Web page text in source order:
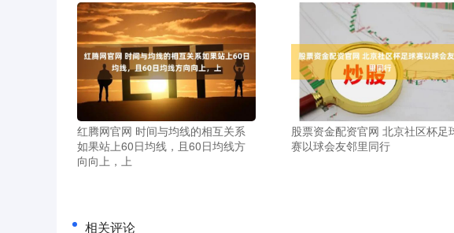
红腾网官网 时间与均线的相互关系
如果站上60日均线，且60日均线方
向向上，上
股票资金配资官网 北京社区杯足
赛以球会友邻里同行
相关评论